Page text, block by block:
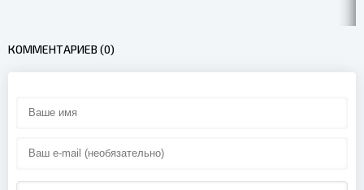
0016
0018
0019
0020
КОММЕНТАРИЕВ (0)